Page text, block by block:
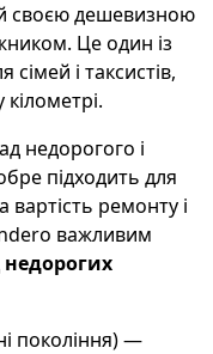
своєю дешевизною
Це один із
сімей і таксистів,
недорогого і
підходить для
вартість ремонту і
важливим
недорогих
покоління) —